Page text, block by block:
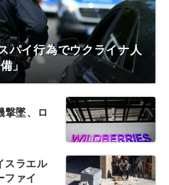
パイ行為でウクライナ人
」
撃墜、ロ
スラエル
ファイ